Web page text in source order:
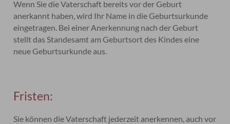
Wenn Sie die Vaterschaft bereits vor der Geburt
anerkannt haben, wird Ihr Name in die Geburtsurkunde
eingetragen. Bei einer Anerkennung nach der Geburt
stellt das Standesamt am Geburtsort des Kindes eine
neue Geburtsurkunde aus.
Fristen:
Sie können die Vaterschaft jederzeit anerkennen, auch vor